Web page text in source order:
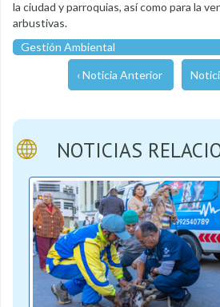
la ciudad y parroquias, así como para la
arbustivas.
Gestión Ambiental
‹ Noticia Anterior
NOTICIAS